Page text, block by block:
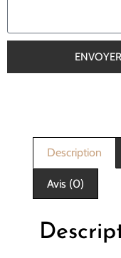
Description
Avis (0)